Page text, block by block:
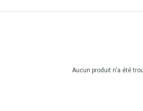
Aucun produit n'a été